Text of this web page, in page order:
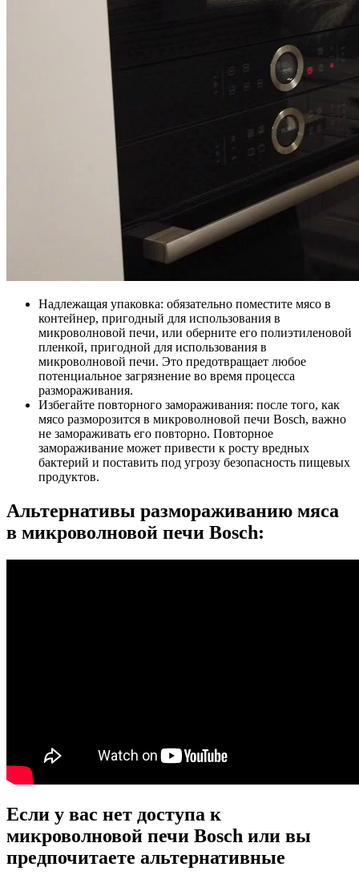
Надлежащая упаковка: обязательно поместите мясо в
контейнер, пригодный для использования в
микроволновой печи, или оберните его полиэтиленовой
пленкой, пригодной для использования в
микроволновой печи. Это предотвращает любое
потенциальное загрязнение во время процесса
размораживания.
Избегайте повторного замораживания: после того, как
мясо разморозится в микроволновой печи Bosch, важно
не замораживать его повторно. Повторное
замораживание может привести к росту вредных
бактерий и поставить под угрозу безопасность пищевых
продуктов.
Альтернативы размораживанию мяса
в микроволновой печи Bosch:
Если у вас нет доступа к
микроволновой печи Bosch или вы
предпочитаете альтернативные